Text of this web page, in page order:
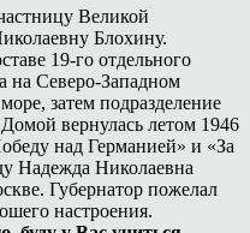
Великой
Блохину.
19-го отдельного
на Северо-Западном
затем подразделение
вернулась летом 1946
над Германией» и «За
Надежда Николаевна
Губернатор пожелал
настроения.